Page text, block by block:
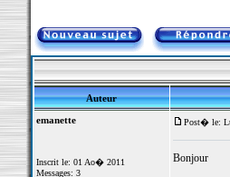
Auteur
emanette
Inscrit le: 01 Ao� 2011
Messages: 3
Post� le:
Bonjour